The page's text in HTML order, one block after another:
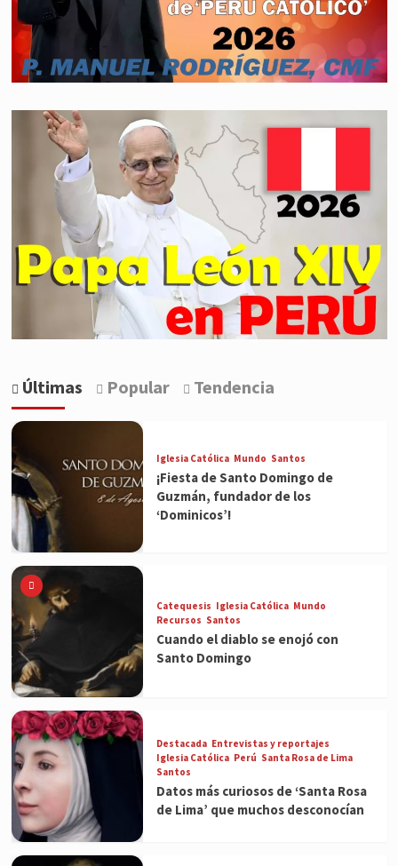
Últimas Popular Tendencia
Iglesia Católica Mundo Santos
¡Fiesta de Santo Domingo de
Guzmán, fundador de los
‘Dominicos’!
Catequesis Iglesia Católica Mundo
Recursos Santos
Cuando el diablo se enojó con
Santo Domingo
Destacada Entrevistas y reportajes
Iglesia Católica Perú Santa Rosa de Lima
Santos
Datos más curiosos de ‘Santa Rosa
de Lima’ que muchos desconocían